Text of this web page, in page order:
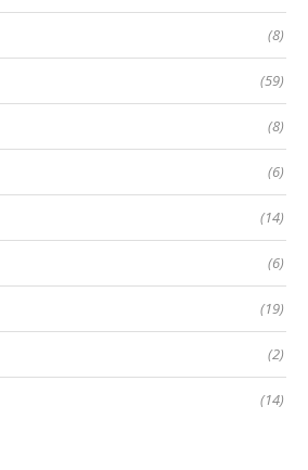
(8)
(59)
(8)
(6)
(14)
(6)
(19)
(2)
(14)